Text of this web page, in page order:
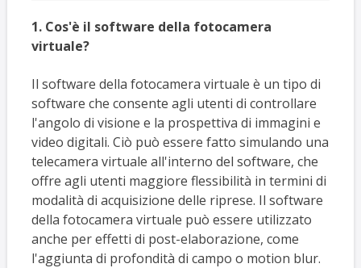
1. Cos'è il software della fotocamera
virtuale?
Il software della fotocamera virtuale è un tipo di
software che consente agli utenti di controllare
l'angolo di visione e la prospettiva di immagini e
video digitali. Ciò può essere fatto simulando una
telecamera virtuale all'interno del software, che
offre agli utenti maggiore flessibilità in termini di
modalità di acquisizione delle riprese. Il software
della fotocamera virtuale può essere utilizzato
anche per effetti di post-elaborazione, come
l'aggiunta di profondità di campo o motion blur.